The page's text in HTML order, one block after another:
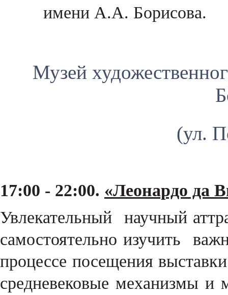
имени А.А. Борисова.
Музей
(ул.
17:00 - 22:00. «Леонардо да
Увлекательный научный
самостоятельно изучить
процессе посещения
средневековые механизмы и